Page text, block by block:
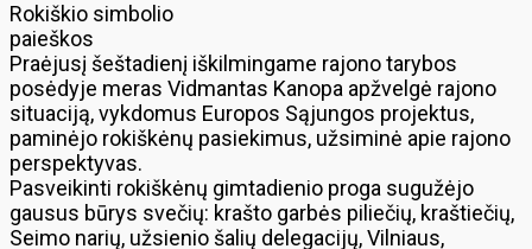
Rokiškio simbolio
paieškos
Praėjusį šeštadienį iškilmingame rajono tarybos
posėdyje meras Vidmantas Kanopa apžvelgė rajono
situaciją, vykdomus Europos Sąjungos projektus,
paminėjo rokiškėnų pasiekimus, užsiminė apie rajono
perspektyvas.
Pasveikinti rokiškėnų gimtadienio proga sugužėjo
gausus būrys svečių: krašto garbės piliečių, kraštiečių,
Seimo narių, užsienio šalių delegacijų, Vilniaus,